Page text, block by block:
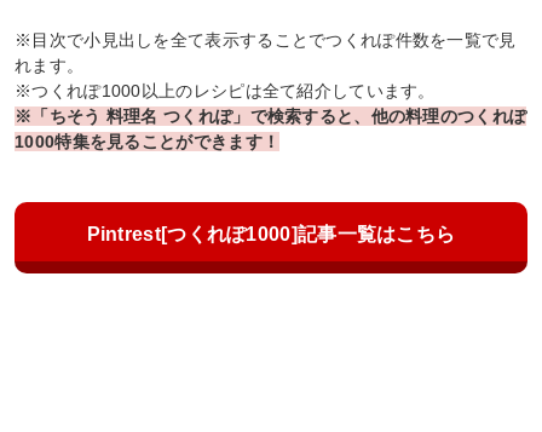
※目次で小見出しを全て表示することでつくれぽ件数を一覧で見
れます。
※つくれぽ1000以上のレシピは全て紹介しています。
※「ちそう 料理名 つくれぽ」で検索すると、他の料理のつくれぽ
1000特集を見ることができます！
Pintrest[つくれぽ1000]記事一覧はこちら